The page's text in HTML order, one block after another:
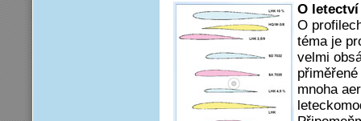
O
O
téma je
velmi
mnoha